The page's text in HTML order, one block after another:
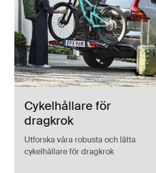
Cykelhållare för
dragkrok
Utforska våra robusta och lätta
cykelhållare för dragkrok